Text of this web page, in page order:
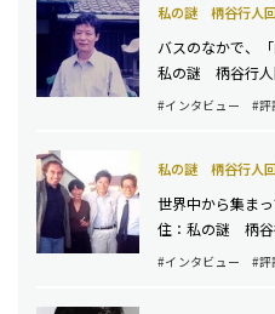
私の謎 柄谷行人
バスのなかで、
私の謎 柄谷行人
#インタビュー #評
私の謎 柄谷行人
世界中から集ま
住：私の謎 柄谷
#インタビュー #評